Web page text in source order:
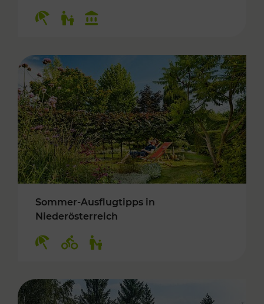
Sommer-Ausflugtipps in
Niederösterreich